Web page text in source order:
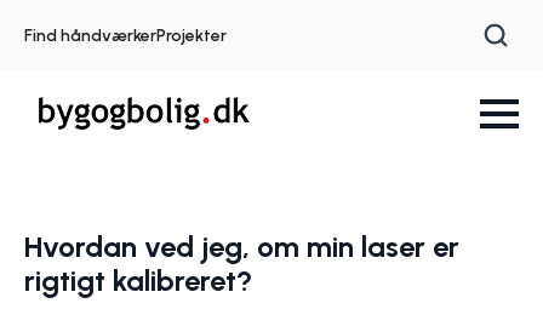
Find håndværkerProjekter
Hvordan ved jeg, om min laser er
rigtigt kalibreret?